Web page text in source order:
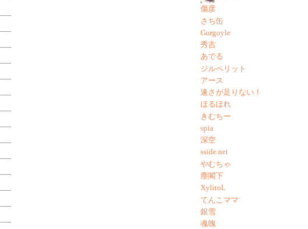
傷彦
さち缶
Gurgoyle
秀吉
あでる
ジルペリット
アース
速さが足りない！
ほるほれ
きむちー
spia
深空
sside.net
やむちゃ
塵閣下
XylitoL
てんこママ
銀雪
魂魄